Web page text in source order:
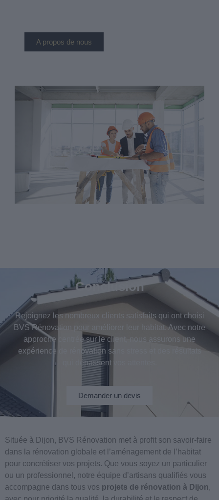
A propos de nous
Conclusion
Rejoignez les nombreux clients satisfaits qui ont choisi
BVS Rénovation pour améliorer leur habitat. Avec notre
approche centrée sur le client, nous assurons une
expérience de rénovation sans stress et des résultats
qui dépassent vos attentes.
Demander un devis
Située à Dijon, BVS Rénovation met à profit son savoir-faire
dans la rénovation globale et l’aménagement de l’habitat
pour concrétiser vos projets. Que vous soyez un particulier
ou un professionnel, notre équipe d’artisans qualifiés vous
accompagne dans tous vos projets de rénovation à Dijon,